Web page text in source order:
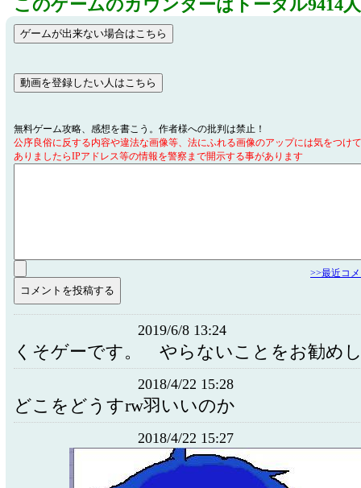
このゲームのカウンターはトータル9414
無料ゲーム攻略、感想を書こう。作者様への批判は禁止！
公序良俗に反する内容や違法な画像等、法にふれる画像のアップには気をつけ
ありましたらIPアドレス等の情報を警察まで開示する事があります
>>最近コ
2019/6/8 13:24
くそゲーです。 やらないことをお勧め
2018/4/22 15:28
どこをどうすrw羽いいのか
2018/4/22 15:27